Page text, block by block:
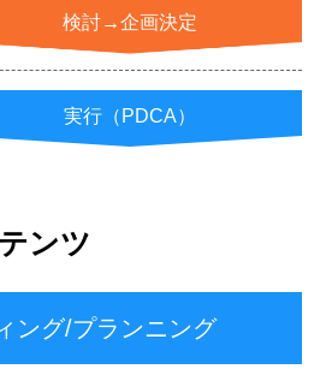
検討→企画決定
実行（PDCA）
ンツ
ング/プランニング